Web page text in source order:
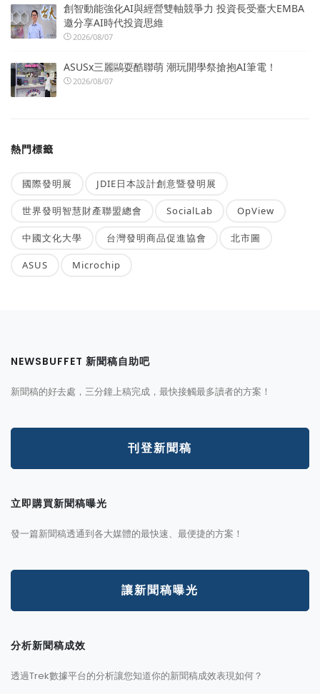
創智動能強化AI與經營雙軸競爭力 投資長受臺大EMBA
邀分享AI時代投資思維
2026/08/07
ASUSx三麗鷗耍酷聯萌 潮玩開學祭搶抱AI筆電！
2026/08/07
熱門標籤
國際發明展 JDIE日本設計創意暨發明展
世界發明智慧財產聯盟總會 SocialLab OpView
中國文化大學 台灣發明商品促進協會 北市圖
ASUS Microchip
NEWSBUFFET 新聞稿自助吧
新聞稿的好去處，三分鐘上稿完成，最快接觸最多讀者的方案！
刊登新聞稿
立即購買新聞稿曝光
發一篇新聞稿透通到各大媒體的最快速、最便捷的方案！
讓新聞稿曝光
分析新聞稿成效
透過Trek數據平台的分析讓您知道你的新聞稿成效表現如何？